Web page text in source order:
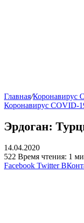
Главная/Коронавирус
Коронавирус COVID-
Эрдоган:
14.04.2020
522 Время чтения: 1
Facebook Twitter